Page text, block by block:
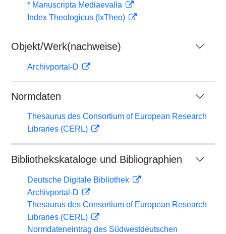
* Manuscripta Mediaevalia
Index Theologicus (IxTheo)
Objekt/Werk(nachweise)
Archivportal-D
Normdaten
Thesaurus des Consortium of European Research
Libraries (CERL)
Bibliothekskataloge und Bibliographien
Deutsche Digitale Bibliothek
Archivportal-D
Thesaurus des Consortium of European Research
Libraries (CERL)
Normdateneintrag des Südwestdeutschen